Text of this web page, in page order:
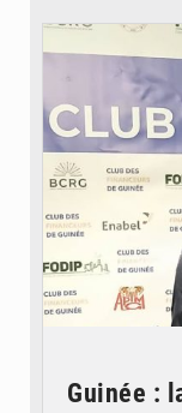
Guinée :